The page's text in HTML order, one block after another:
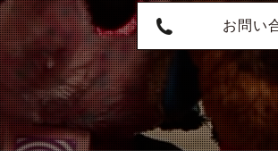
お問い